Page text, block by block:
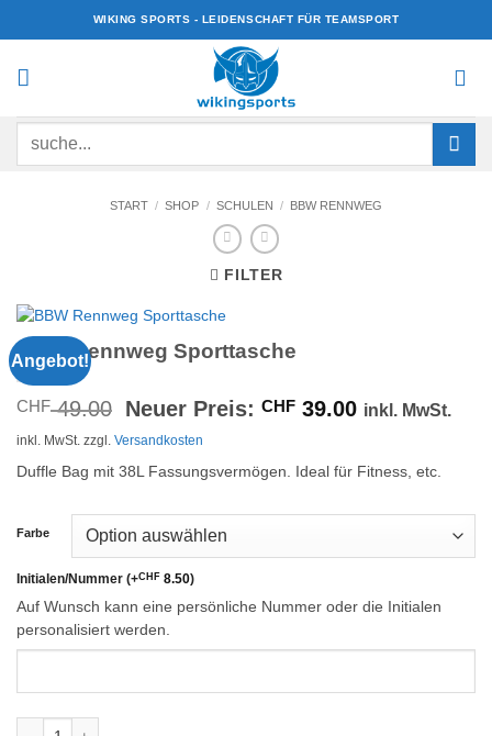
WIKING SPORTS - LEIDENSCHAFT FÜR TEAMSPORT
Suchen
START / SHOP / SCHULEN / BBW RENNWEG
FILTER
Angebot!
BBW Rennweg Sporttasche
CHF49.00 Ursprünglicher
Preis
war:
CHF 49.00
Neuer Preis: CHF 39.00Aktueller
CHF 39.00.
inkl. MwSt.
inkl. MwSt. zzgl. Versandkosten
Duffle Bag mit 38L Fassungsvermögen. Ideal für Fitness, etc.
Farbe
Initialen/Nummer (+CHF 8.50)
Auf Wunsch kann eine persönliche Nummer oder die Initialen
personalisiert werden.